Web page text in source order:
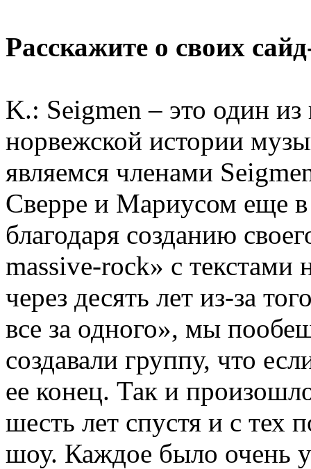
Расскажите о своих
K.: Seigmen – это один
норвежской истории
являемся членами
Сверре и Мариусом еще
благодаря созданию
massive-rock» с
через десять лет из-за
все за одного», мы
создавали группу, что
ее конец. Так и
шесть лет спустя и с тех
шоу. Каждое было очень